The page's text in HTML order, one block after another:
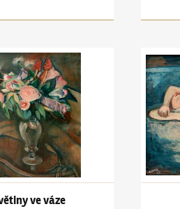
Květiny ve váze
ve váze
Jiří Kars